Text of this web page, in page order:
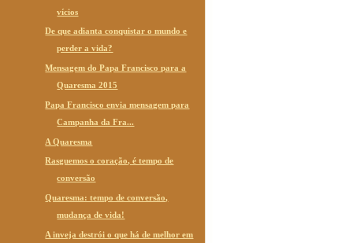
vícios
De que adianta conquistar o mundo e
perder a vida?
Mensagem do Papa Francisco para a
Quaresma 2015
Papa Francisco envia mensagem para
Campanha da Fra...
A Quaresma
Rasguemos o coração, é tempo de
conversão
Quaresma: tempo de conversão,
mudança de vida!
A inveja destrói o que há de melhor em